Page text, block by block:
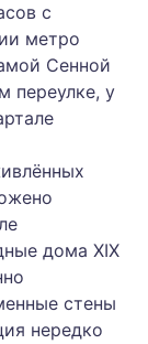
с
метро
Сенной
переулке, у
дома XIX
стены
нередко